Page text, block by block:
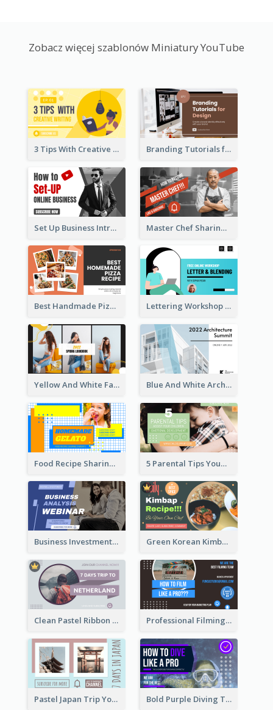
Zobacz więcej szablonów Miniatury YouTube
3 Tips With Creative Writing Youtube Thumbnails Branding Tutorials for Design Youtube Thumbnail
Set Up Business Intro YouTube Thumbnail Master Chef Sharing YouTube Thumbnail
Best Handmade Pizza Recipe YouTube Thumbnail Lettering Workshop YouTube Thumbnail Design
Yellow And White Fashion Girl Photo Lookbook YouTube Thumbnail Blue And White Architecture Summit YouTube Thumbnail
Food Recipe Sharing YouTube Thumbnail 5 Parental Tips YouTube Thumbnail
Business Investment Webinar YouTube Thumbnail Green Korean Kimbap YouTube Thumbnail Design
Clean Pastel Ribbon Backpacker YouTube Thumbnail Design Professional Filming YouTube Thumbnail Design
Pastel Japan Trip YouTube Thumbnail Design Bold Purple Diving Tutorial YouTube Cover Thumbnail Design